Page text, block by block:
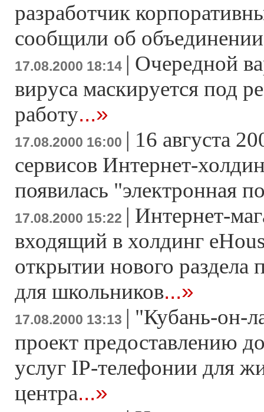
разработчик
сообщили об объединении
17.08.2000 18:14 | Очередной
вируса маскируется под
работу...»
17.08.2000 16:00 | 16 августа
сервисов Интернет-
появилась "электронная
17.08.2000 15:22 | Интернет-
входящий в холдинг
открытии нового раздела
для школьников...»
17.08.2000 13:13 | "Кубань-он-
проект предоставлению
услуг IP-телефонии для
центра...»